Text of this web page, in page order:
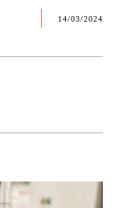
14/03/2024